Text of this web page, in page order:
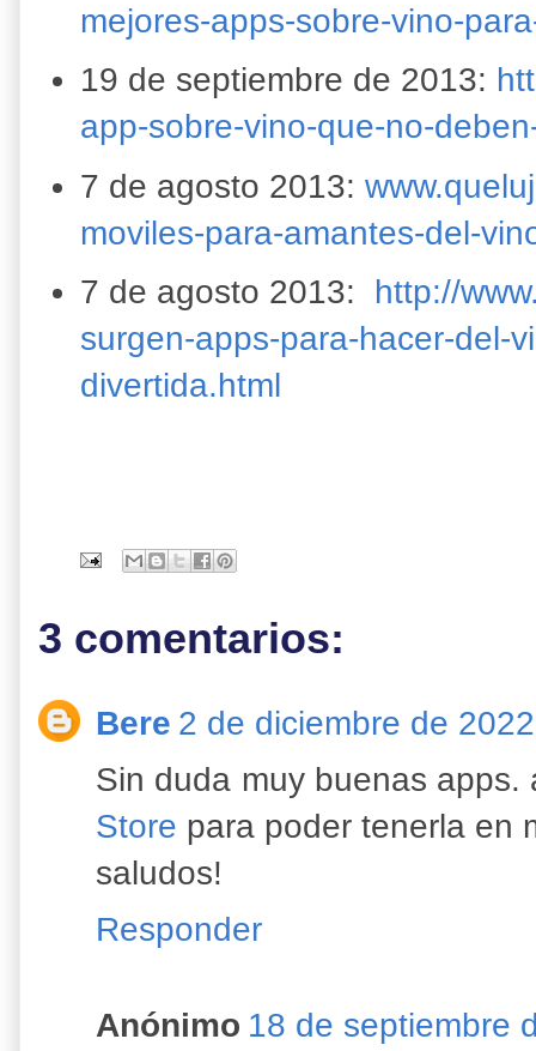
mejores-apps-sobre-vino-
19 de septiembre de 2013:
app-sobre-vino-que-no-
7 de agosto 2013:
moviles-para-amantes-del-
7 de agosto 2013: http://
surgen-apps-para-hacer-del-
divertida.html
3 comentarios:
Bere 2 de diciembre de
Sin duda muy buenas
Store para poder tenerla en
saludos!
Responder
Anónimo 18 de septiembre